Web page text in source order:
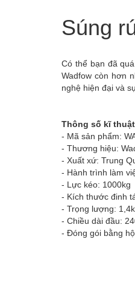
Súng
Có thể bạn đã
Wadfow còn hơn
nghệ hiện đại và
Thông số kĩ thuật
- Mã sản phẩm:
- Thương hiệu:
- Xuất xứ: Trung
- Hành trình làm
- Lực kéo: 1000kg
- Kích thước đinh
- Trọng lượng:
- Chiều dài đầu:
- Đóng gói bằng